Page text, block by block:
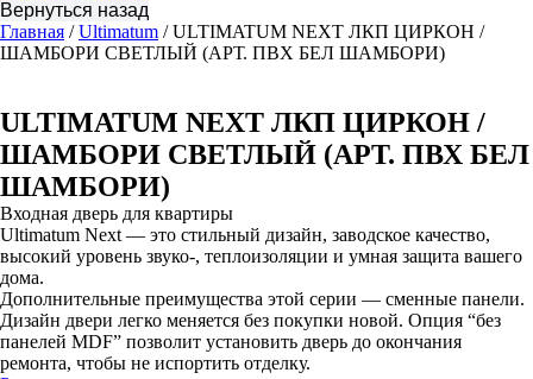
Главная /Ultimatum / ULTIMATUM NEXT ЛКП ЦИРКОН /
ШАМБОРИ СВЕТЛЫЙ (АРТ. ПВХ БЕЛ ШАМБОРИ)
ULTIMATUM NEXT ЛКП ЦИРКОН /
ШАМБОРИ СВЕТЛЫЙ (АРТ. ПВХ БЕЛ
ШАМБОРИ)
Входная дверь для квартиры
Ultimatum Next — это стильный дизайн, заводское качество,
высокий уровень звуко-, теплоизоляции и умная защита вашего
дома.
Дополнительные преимущества этой серии — сменные панели.
Дизайн двери легко меняется без покупки новой. Опция “без
панелей MDF” позволит установить дверь до окончания
ремонта, чтобы не испортить отделку.